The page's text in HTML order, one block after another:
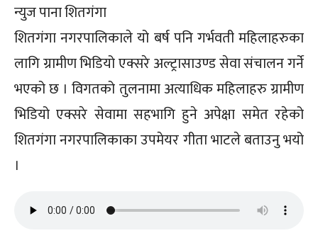
न्युज पाना शितगंगा
शितगंगा नगरपालिकाले यो बर्ष पनि गर्भवती महिलाहरुका
लागि ग्रामीण भिडियो एक्सरे अल्ट्रासाउण्ड सेवा संचालन गर्ने
भएको छ । विगतको तुलनामा अत्याधिक महिलाहरु ग्रामीण
भिडियो एक्सरे सेवामा सहभागि हुने अपेक्षा समेत रहेको
शितगंगा नगरपालिकाका उपमेयर गीता भाटले बताउनु भयो
।